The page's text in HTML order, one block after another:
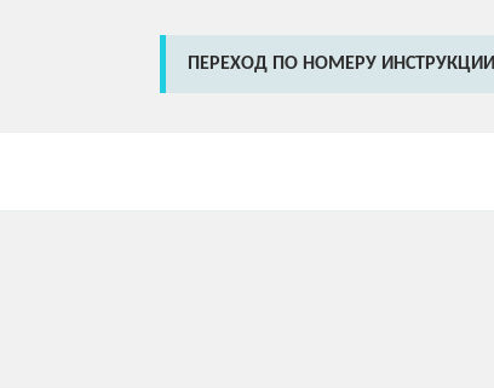
ПЕРЕХОД ПО НОМЕРУ ИНСТРУКЦИИ